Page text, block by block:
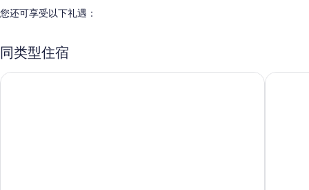
您还可享受以下礼遇：
免费自助停车
自行车租赁、网球场和行李储存室
同类型住宿
加达营地 佩斯基